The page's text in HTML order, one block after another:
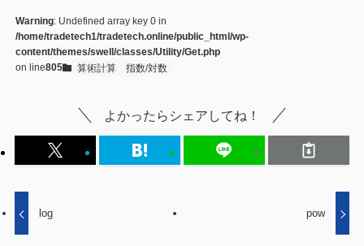
Warning: Undefined array key 0 in
/home/tradetech1/tradetech.online/public_html/wp-
content/themes/swell/classes/Utility/Get.php
on line805 算術計算 指数/対数
よかったらシェアしてね！
log pow